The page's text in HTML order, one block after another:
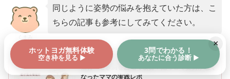
同じように姿勢の悩みを抱えていた方は、こ
ちらの記事も参考にしてみてください。
猫背・巻き肩を自宅で改善！抱っこで姿勢が悪く
なったママの実践レポ
×
ホットヨガ無料体験
空き枠を見る ▶
3問でわかる！
あなたに合う診断 ▶